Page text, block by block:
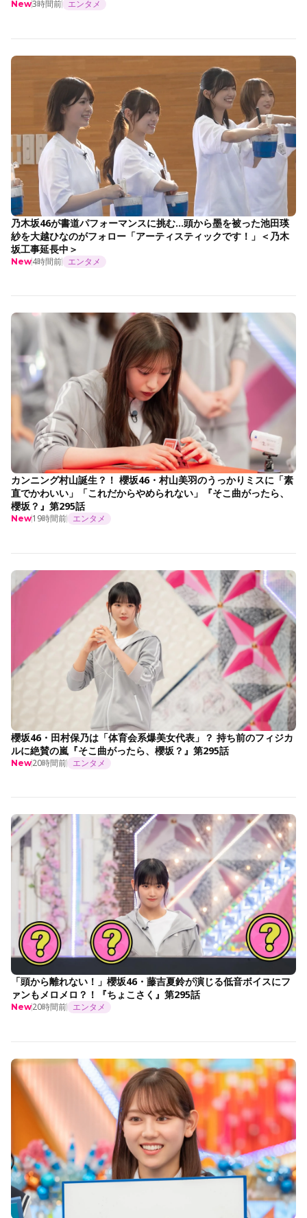
New3時間前 エンタメ
乃木坂46が書道パフォーマンスに挑む…頭から墨を被った池田瑛
紗を大越ひなのがフォロー「アーティスティックです！」＜乃木
坂工事延長中＞
New4時間前 エンタメ
カンニング村山誕生？！ 櫻坂46・村山美羽のうっかりミスに「素
直でかわいい」「これだからやめられない」『そこ曲がったら、
櫻坂？』第295話
New19時間前 エンタメ
櫻坂46・田村保乃は「体育会系爆美女代表」？ 持ち前のフィジカ
ルに絶賛の嵐『そこ曲がったら、櫻坂？』第295話
New20時間前 エンタメ
「頭から離れない！」櫻坂46・藤吉夏鈴が演じる低音ボイスにフ
ァンもメロメロ？！『ちょこさく』第295話
New20時間前 エンタメ